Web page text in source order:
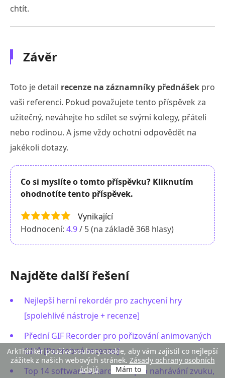
chtít.
Závěr
Toto je detail recenze na záznamníky přednášek pro
vaši referenci. Pokud považujete tento příspěvek za
užitečný, neváhejte ho sdílet se svými kolegy, přáteli
nebo rodinou. A jsme vždy ochotni odpovědět na
jakékoli dotazy.
Co si myslíte o tomto příspěvku? Kliknutím
ohodnotíte tento příspěvek.
Vynikající
Hodnocení: 4.9/ 5 (na základě368 hlasy)
Najděte další řešení
Nejlepší herní rekordér pro zachycení hry
[spolehlivé nástroje + recenze]
Přední GIF Recorder pro pořizování animovaných
GIFů [Podrobné recenze]
Top 14 softwaru a hardwaru pro nahrávání zvuku,
ArkThinker používá soubory cookie, aby vám zajistil co nejlepší
zážitek z našich webových stránek. Zásady ochrany osobních
údajů
Mám to